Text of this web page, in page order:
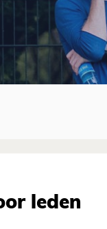
leden